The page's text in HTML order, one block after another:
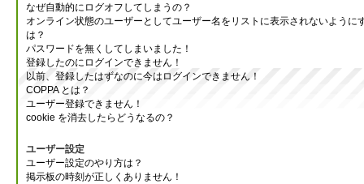
なぜ自動的にログオフしてしまうの？
オンライン状態のユーザーとしてユーザー名をリストに表示されないように
は？
パスワードを無くしてしまいました！
登録したのにログインできません！
以前、登録したはずなのに今はログインできません！
COPPA とは？
ユーザー登録できません！
cookie を消去したらどうなるの？
ユーザー設定
ユーザー設定のやり方は？
掲示板の時刻が正しくありません！